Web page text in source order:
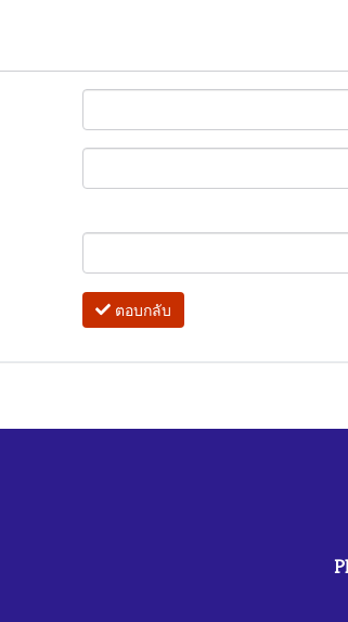
ตอบกลับ